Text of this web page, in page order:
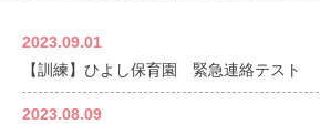
2023.09.01
【訓練】ひよし保育園 緊急連絡テスト
2023.08.09